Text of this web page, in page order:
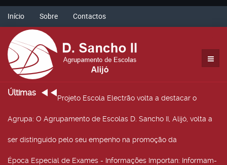
Início Sobre Contactos
Últimas
Projeto Escola Electrão volta a destacar o
Agrupa: O Agrupamento de Escolas D. Sancho II, Alijó, volta a
ser distinguido pelo seu empenho na promoção da
Época Especial de Exames - Informações Importan: Informam-